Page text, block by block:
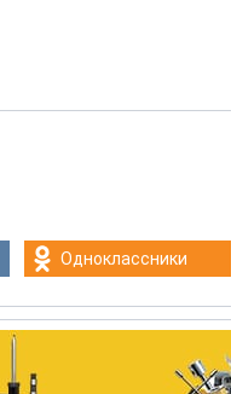
Одноклассники